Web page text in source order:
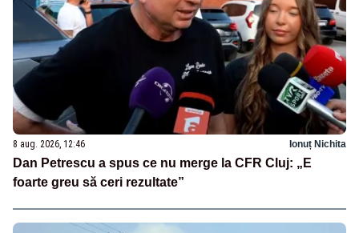
8 aug. 2026, 12:46 Ionuț Nichita
Dan Petrescu a spus ce nu merge la CFR Cluj: „E
foarte greu să ceri rezultate”